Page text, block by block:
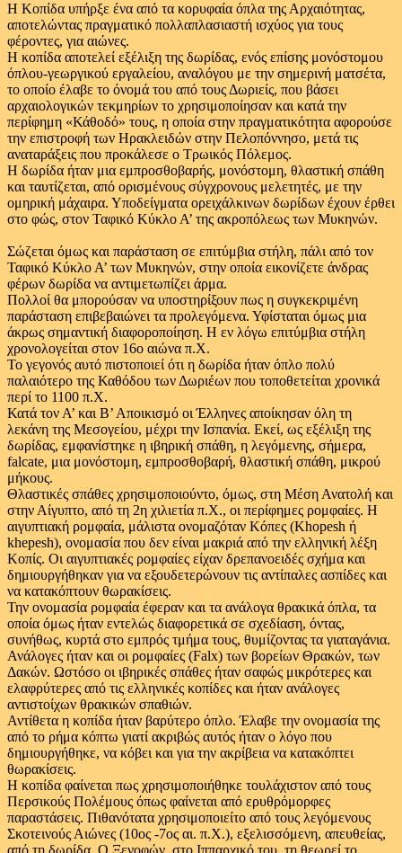
Η Κοπίδα υπήρξε ένα από τα κορυφαία όπλα της Αρχαιότητας,
αποτελώντας πραγματικό πολλαπλασιαστή ισχύος για τους
φέροντες, για αιώνες.
Η κοπίδα αποτελεί εξέλιξη της δωρίδας, ενός επίσης μονόστομου
όπλου-γεωργικού εργαλείου, αναλόγου με την σημερινή ματσέτα,
το οποίο έλαβε το όνομά του από τους Δωριείς, που βάσει
αρχαιολογικών τεκμηρίων το χρησιμοποίησαν και κατά την
περίφημη «Κάθοδό» τους, η οποία στην πραγματικότητα αφορούσε
την επιστροφή των Ηρακλειδών στην Πελοπόννησο, μετά τις
αναταράξεις που προκάλεσε ο Τρωικός Πόλεμος.
Η δωρίδα ήταν μια εμπροσθοβαρής, μονόστομη, θλαστική σπάθη
και ταυτίζεται, από ορισμένους σύγχρονους μελετητές, με την
ομηρική μάχαιρα. Υποδείγματα ορειχάλκινων δωρίδων έχουν έρθει
στο φώς, στον Ταφικό Κύκλο Α’ της ακροπόλεως των Μυκηνών.
Σώζεται όμως και παράσταση σε επιτύμβια στήλη, πάλι από τον
Ταφικό Κύκλο Α’ των Μυκηνών, στην οποία εικονίζετε άνδρας
φέρων δωρίδα να αντιμετωπίζει άρμα.
Πολλοί θα μπορούσαν να υποστηρίξουν πως η συγκεκριμένη
παράσταση επιβεβαιώνει τα προλεγόμενα. Υφίσταται όμως μια
άκρως σημαντική διαφοροποίηση. Η εν λόγω επιτύμβια στήλη
χρονολογείται στον 16ο αιώνα π.Χ.
Το γεγονός αυτό πιστοποιεί ότι η δωρίδα ήταν όπλο πολύ
παλαιότερο της Καθόδου των Δωριέων που τοποθετείται χρονικά
περί το 1100 π.Χ.
Κατά τον Α’ και Β’ Αποικισμό οι Έλληνες αποίκησαν όλη τη
λεκάνη της Μεσογείου, μέχρι την Ισπανία. Εκεί, ως εξέλιξη της
δωρίδας, εμφανίστηκε η ιβηρική σπάθη, η λεγόμενης, σήμερα,
falcate, μια μονόστομη, εμπροσθοβαρή, θλαστική σπάθη, μικρού
μήκους.
Θλαστικές σπάθες χρησιμοποιούντο, όμως, στη Μέση Ανατολή και
στην Αίγυπτο, από τη 2η χιλιετία π.Χ., οι περίφημες ρομφαίες. Η
αιγυπτιακή ρομφαία, μάλιστα ονομαζόταν Κόπες (Khopesh ή
khepesh), ονομασία που δεν είναι μακριά από την ελληνική λέξη
Κοπίς. Οι αιγυπτιακές ρομφαίες είχαν δρεπανοειδές σχήμα και
δημιουργήθηκαν για να εξουδετερώνουν τις αντίπαλες ασπίδες και
να κατακόπτουν θωρακίσεις.
Την ονομασία ρομφαία έφεραν και τα ανάλογα θρακικά όπλα, τα
οποία όμως ήταν εντελώς διαφορετικά σε σχεδίαση, όντας,
συνήθως, κυρτά στο εμπρός τμήμα τους, θυμίζοντας τα γιαταγάνια.
Ανάλογες ήταν και οι ρομφαίες (Falx) των βορείων Θρακών, των
Δακών. Ωστόσο οι ιβηρικές σπάθες ήταν σαφώς μικρότερες και
ελαφρύτερες από τις ελληνικές κοπίδες και ήταν ανάλογες
αντιστοίχων θρακικών σπαθιών.
Αντίθετα η κοπίδα ήταν βαρύτερο όπλο. Έλαβε την ονομασία της
από το ρήμα κόπτω γιατί ακριβώς αυτός ήταν ο λόγο που
δημιουργήθηκε, να κόβει και για την ακρίβεια να κατακόπτει
θωρακίσεις.
Η κοπίδα φαίνεται πως χρησιμοποιήθηκε τουλάχιστον από τους
Περσικούς Πολέμους όπως φαίνεται από ερυθρόμορφες
παραστάσεις. Πιθανότατα χρησιμοποιείτο από τους λεγόμενους
Σκοτεινούς Αιώνες (10ος -7ος αι. π.Χ.), εξελισσόμενη, απευθείας,
από τη δωρίδα. Ο Ξενοφών, στο Ιππαρχικό του, τη θεωρεί το